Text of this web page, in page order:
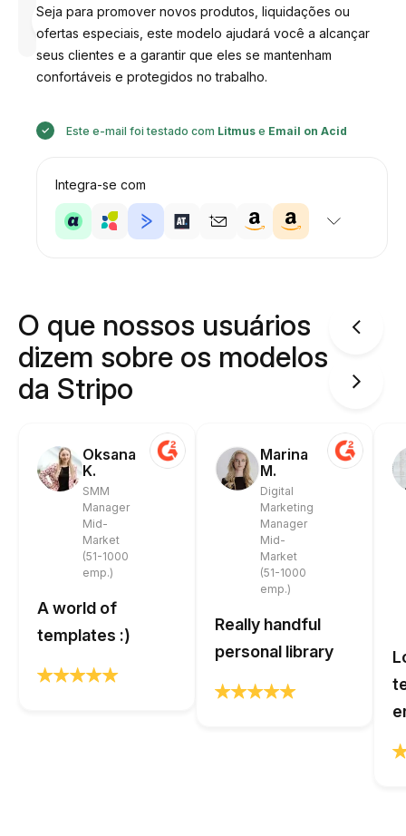
Desenhado
por
Anastasiia
Seja para promover novos produtos, liquidações ou
ofertas especiais, este modelo ajudará você a alcançar
seus clientes e a garantir que eles se mantenham
confortáveis ​​e protegidos no trabalho.
Este e-mail foi testado com Litmus e Email on Acid
Integra-se com
O que nossos usuários
dizem sobre os modelos
da Stripo
Oksana
K.
SMM
Manager
Mid-
Market
(51-1000
emp.)
A world of
templates :)
Marina
M.
Digital
Marketing
Manager
Mid-
Market
(51-1000
emp.)
Really handful
personal library